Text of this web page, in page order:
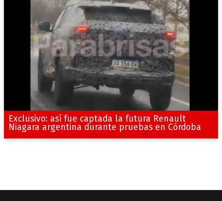
Exclusivo: así fue captada la futura Renault
Niagara argentina durante pruebas en Córdoba